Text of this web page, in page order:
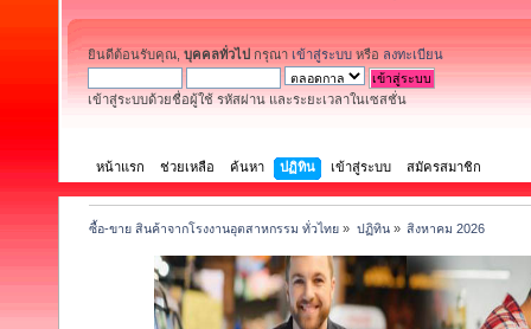
ยินดีต้อนรับคุณ, บุคคลทั่วไป กรุณา เข้าสู่ระบบ หรือ ลงทะเบียน
เข้าสู่ระบบด้วยชื่อผู้ใช้ รหัสผ่าน และระยะเวลาในเซสชั่น
หน้าแรก ช่วยเหลือ ค้นหา ปฏิทิน เข้าสู่ระบบ สมัครสมาชิก
ซื้อ-ขาย สินค้าจากโรงงานอุตสาหกรรม ทั่วไทย » ปฏิทิน» สิงหาคม 2026